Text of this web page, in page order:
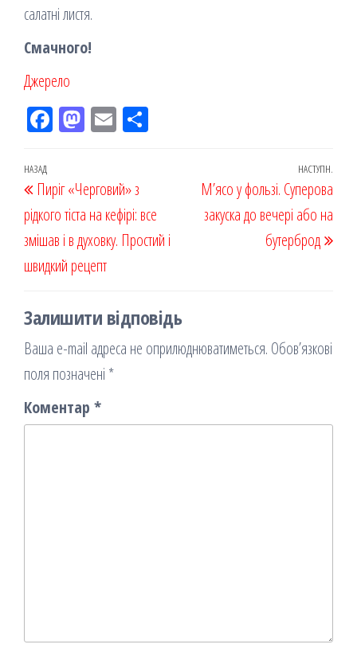
салатні листя.
Смачного!
Джерело
Fac
eb
k
M
ast
on
Em
ail
я
Навігація
записів
Попередній
запис
НАЗАД
Пиріг «Черговий» з
рідкого тіста на кефірі: все
змішав і в духовку. Простий і
швидкий рецепт
НАСТУПН.
М’ясо у фользі. Суперова
закуска до вечері або на
бутерброд
Залишити відповідь
Ваша e-mail адреса не оприлюднюватиметься. Обов’язкові
поля позначені *
Коментар *